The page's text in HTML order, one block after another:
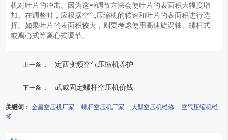
机对叶片的冲击。因为这种调节方法会使叶片的表面积大幅度增
加。在调整时，应根据空气压缩机的转速和叶片的表面积进行选
择。如果叶片的表面积较大，则要考虑使用高速旋涡轴、螺杆式
或离心式等离心式调节。
上一条 ： 定西变频空气压缩机养护
下一条 ： 武威固定螺杆空压机价钱
关键词：金昌空压机厂家 螺杆空压机厂家 大型空压机维修
空气压缩机维
修